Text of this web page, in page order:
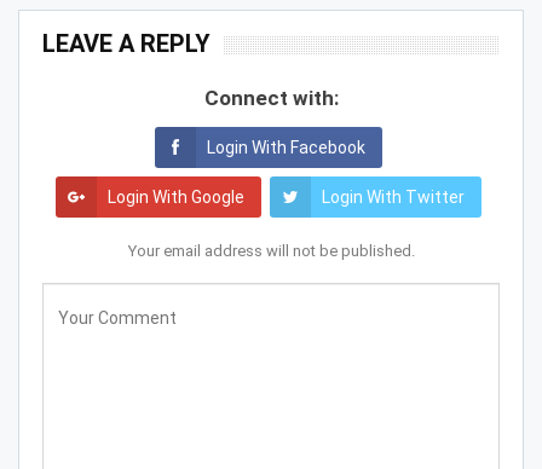
LEAVE A REPLY
Connect with:
Login With Facebook
Login With Google Login With Twitter
Your email address will not be published.